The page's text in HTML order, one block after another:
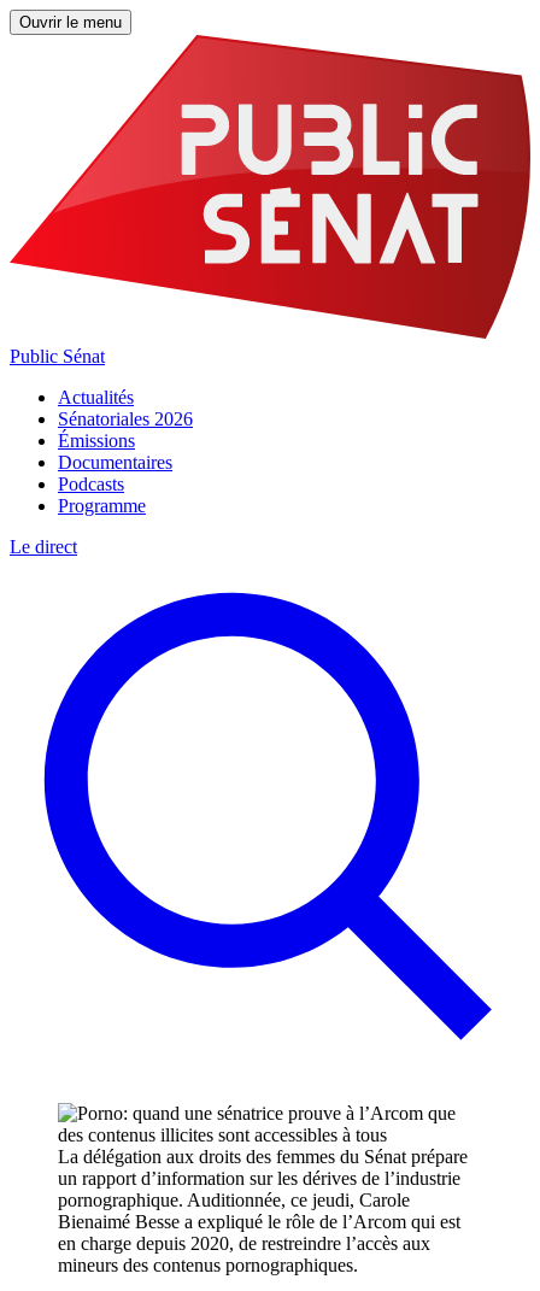
Ouvrir le menu
Public Sénat
Actualités
Sénatoriales 2026
Émissions
Documentaires
Podcasts
Programme
Le direct
La délégation aux droits des femmes du Sénat prépare
un rapport d’information sur les dérives de l’industrie
pornographique. Auditionnée, ce jeudi, Carole
Bienaimé Besse a expliqué le rôle de l’Arcom qui est
en charge depuis 2020, de restreindre l’accès aux
mineurs des contenus pornographiques.